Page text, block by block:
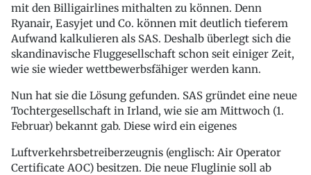
mit den Billigairlines mithalten zu können. Denn
Ryanair, Easyjet und Co. können mit deutlich tieferem
Aufwand kalkulieren als SAS. Deshalb überlegt sich die
skandinavische Fluggesellschaft schon seit einiger Zeit,
wie sie wieder wettbewerbsfähiger werden kann.
Nun hat sie die Lösung gefunden. SAS gründet eine neue
Tochtergesellschaft in Irland, wie sie am Mittwoch (1.
Februar) bekannt gab. Diese wird ein eigenes
Luftverkehrsbetreiberzeugnis (englisch: Air Operator
Certificate AOC) besitzen. Die neue Fluglinie soll ab